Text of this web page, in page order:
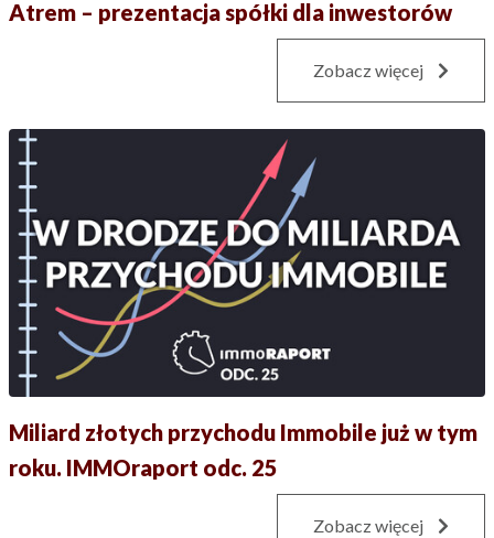
Atrem – prezentacja spółki dla inwestorów
Zobacz więcej
Miliard złotych przychodu Immobile już w tym
roku. IMMOraport odc. 25
Zobacz więcej